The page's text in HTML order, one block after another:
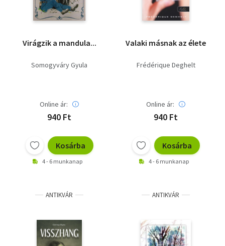
Virágzik a mandula...
Somogyváry Gyula
Online ár:
940 Ft
Kosárba
4 - 6 munkanap
Valaki másnak az élete
Frédérique Deghelt
Online ár:
940 Ft
Kosárba
4 - 6 munkanap
ANTIKVÁR ANTIKVÁR